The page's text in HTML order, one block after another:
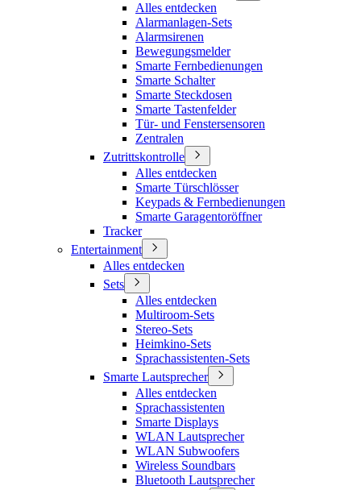
Alles entdecken
Alarmanlagen-Sets
Alarmsirenen
Bewegungsmelder
Smarte Fernbedienungen
Smarte Schalter
Smarte Steckdosen
Smarte Tastenfelder
Tür- und Fenstersensoren
Zentralen
Zutrittskontrolle
Alles entdecken
Smarte Türschlösser
Keypads & Fernbedienungen
Smarte Garagentoröffner
Tracker
Entertainment
Alles entdecken
Sets
Alles entdecken
Multiroom-Sets
Stereo-Sets
Heimkino-Sets
Sprachassistenten-Sets
Smarte Lautsprecher
Alles entdecken
Sprachassistenten
Smarte Displays
WLAN Lautsprecher
WLAN Subwoofers
Wireless Soundbars
Bluetooth Lautsprecher